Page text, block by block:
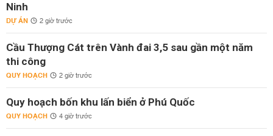
Ninh
DỰ ÁN 2 giờ trước
Cầu Thượng Cát trên Vành đai 3,5 sau gần một năm
thi công
QUY HOẠCH 2 giờ trước
Quy hoạch bốn khu lấn biển ở Phú Quốc
QUY HOẠCH 4 giờ trước